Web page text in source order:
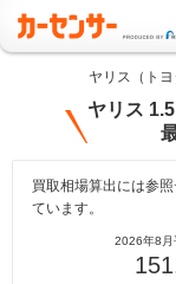
ヤリス（ト
ヤリス
買取相場算出には参
ています。
2026年8月